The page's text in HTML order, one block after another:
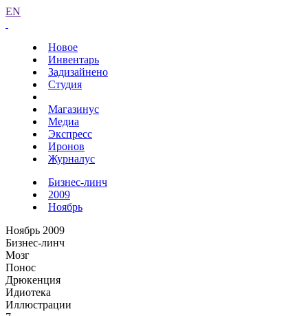
EN
Новое
Инвентарь
Задизайнено
Студия
Магазинус
Медиа
Экспресс
Иронов
Журналус
Бизнес-линч
2009
Ноябрь
Ноябрь 2009
Бизнес-линч
Мозг
Понос
Дрюкенция
Идиотека
Иллюстрации